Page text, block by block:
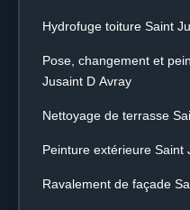
Hydrofuge toiture Saint
Pose, changement et
Jusaint D Avray
Nettoyage de terrasse
Peinture extérieure Saint
Ravalement de façade